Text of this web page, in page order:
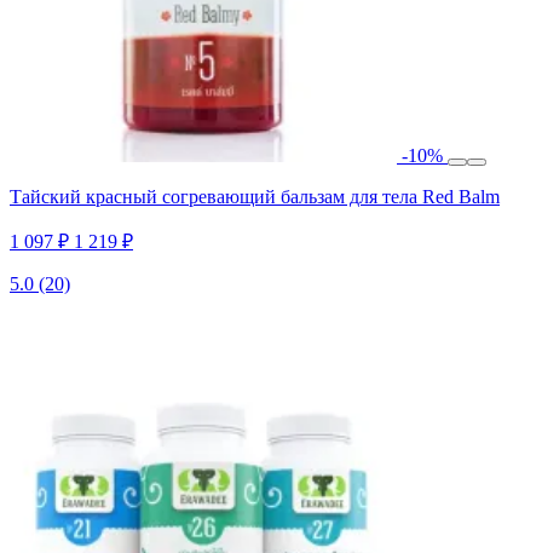
-10%
Тайский красный согревающий бальзам для тела Red Balm
1 097 ₽ 1 219 ₽
5.0 (20)